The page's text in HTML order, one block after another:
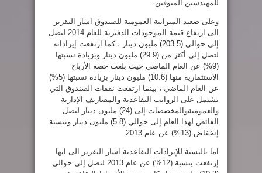
للمهندسين المتوفين.
وعلى صعيد الميزانية العمومية للصندوق اشار التقرير
الى ارتفاع قيمة الموجودات الدفترية للعام 2014 لتصل
إلى حوالي (203.5) مليون دينار ، كما ارتفعت إيراداته
لتصل إلى أكثر من (29.9) مليون دينار وبزيادة نسبتها
(9%) عن العام الماضي حيث بلغت حصة الأرباح
الاستثمارية منها (10.6) مليون دينار بزيادة نسبتها (5%)
عن العام الماضي ، بينما ارتفعت نفقات الصندوق التي
تشتمل على الرواتب التقاعدية والمصاريف الإدارية
والعموميةوالمخصصات إلى (24) مليون دينار ليصل
الفائض لهذا العام إلى حوالي (5.8) مليون دينار وبنسبة
إنخفاض (13%) عن عام 2013.
اما بالنسبة للإيرادات التقاعدية اشار التقرير الى انها
إرتفعت بنسبة (12%) عن عام 2013 لتصل إلى حوالي